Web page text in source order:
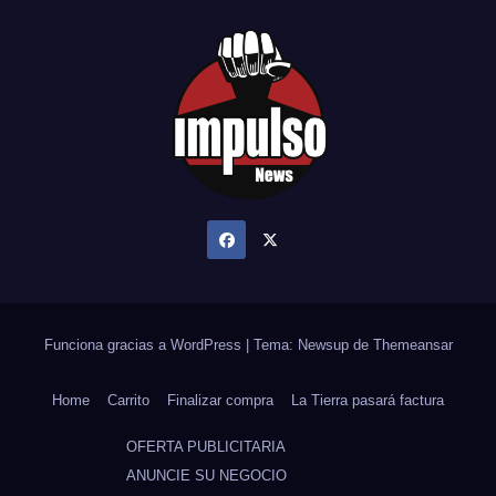
Funciona gracias a WordPress | Tema: Newsup de Themeansar
Home Carrito Finalizar compra La Tierra pasará factura
OFERTA PUBLICITARIA
ANUNCIE SU NEGOCIO